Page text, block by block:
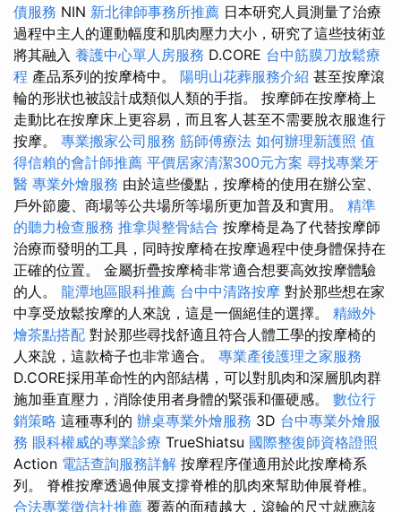
債服務 NIN 新北律師事務所推薦 日本研究人員測量了治療
過程中主人的運動幅度和肌肉壓力大小，研究了這些技術並
將其融入 養護中心單人房服務 D.CORE 台中筋膜刀放鬆療
程 產品系列的按摩椅中。 陽明山花葬服務介紹 甚至按摩滾
輪的形狀也被設計成類似人類的手指。 按摩師在按摩椅上
走動比在按摩床上更容易，而且客人甚至不需要脫衣服進行
按摩。 專業搬家公司服務 筋師傅療法 如何辦理新護照 值
得信賴的會計師推薦 平價居家清潔300元方案 尋找專業牙
醫 專業外燴服務 由於這些優點，按摩椅的使用在辦公室、
戶外節慶、商場等公共場所等場所更加普及和實用。 精準
的聽力檢查服務 推拿與整骨結合 按摩椅是為了代替按摩師
治療而發明的工具，同時按摩椅在按摩過程中使身體保持在
正確的位置。 金屬折疊按摩椅非常適合想要高效按摩體驗
的人。 龍潭地區眼科推薦 台中中清路按摩 對於那些想在家
中享受放鬆按摩的人來說，這是一個絕佳的選擇。 精緻外
燴茶點搭配 對於那些尋找舒適且符合人體工學的按摩椅的
人來說，這款椅子也非常適合。 專業產後護理之家服務
D.CORE採用革命性的內部結構，可以對肌肉和深層肌肉群
施加垂直壓力，消除使用者身體的緊張和僵硬感。 數位行
銷策略 這種專利的 辦桌專業外燴服務 3D 台中專業外燴服
務 眼科權威的專業診療 TrueShiatsu 國際整復師資格證照
Action 電話查詢服務詳解 按摩程序僅適用於此按摩椅系
列。 脊椎按摩透過伸展支撐脊椎的肌肉來幫助伸展脊椎。
合法專業徵信社推薦 覆蓋的面積越大，滾輪的尺寸就應該